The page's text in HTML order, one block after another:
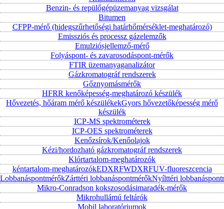
Benzin- és repülőgépüzemanyag vizsgálat
Bitumen
CFPP-mérő (hidegszűrhetőségi határhőmérséklet-meghatározó)
Emissziós és processz gázelemzők
Emulziósjellemző-mérő
Folyáspont- és zavarosodáspont-mérők
FTIR üzemanyaganalizátor
Gázkromatográf rendszerek
Gőznyomásmérők
HFRR kenőképesség-meghatározó készülék
Hővezetés, hőáram mérő készülékekGyors hővezetőképesség mérő
készülék
ICP-MS spektrométerek
ICP-OES spektrométerek
Kenőzsírok/Kenőolajok
Kézi/hordozható gázkromatográf rendszerek
Klórtartalom-meghatározók
kéntartalom-meghatározókEDXRFWDXRFUV-fluoreszcencia
LobbanáspontmérőkZárttéri lobbanáspontmérőkNyílttéri
Mikro-Conradson kokszosodásimaradék-mérők
Mikrohullámú feltárók
Mobil laboratóriumok